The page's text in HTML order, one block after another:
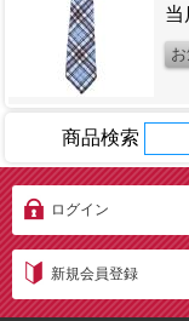
当
商品検索
ログイン
新規会員登録